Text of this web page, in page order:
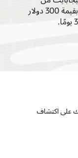
التخزين لكل منهما. يحصل المحللون والمطورون أيضًا على أرصدة مجانية بقيمة 300 دولار
على اكتشاف